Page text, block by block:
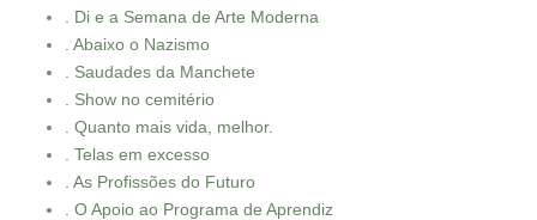
. Di e a Semana de Arte Moderna
. Abaixo o Nazismo
. Saudades da Manchete
. Show no cemitério
. Quanto mais vida, melhor.
. Telas em excesso
. As Profissões do Futuro
. O Apoio ao Programa de Aprendiz